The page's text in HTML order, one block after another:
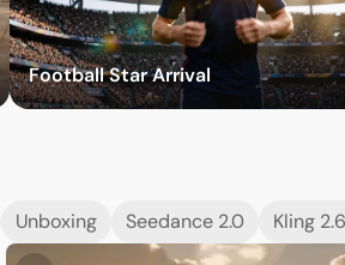
Effekte ausprobieren
Football Star Arrival
Unboxing Seedance 2.0 Kling